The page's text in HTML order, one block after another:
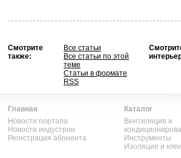
Смотрите
также:
Все статьи
Все статьи по этой
теме
Статьи в формате
RSS
Главная
Новости портала
Новости индустрии
Регистрация абонента
Каталог
Вентиляция и
Инструменты
Изоляция и клеи